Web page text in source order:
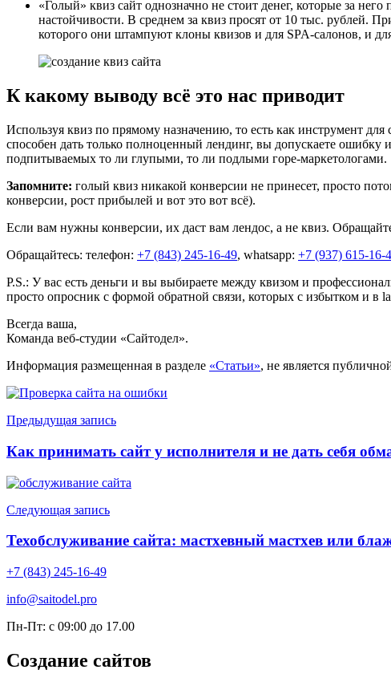
«Голый» квиз сайт однозначно не стоит денег, которые за
настойчивости. В среднем за квиз просят от 10 тыс. рублей.
которого они штампуют клоны квизов и для SPA-салонов, и
К какому выводу всё это нас приводит
Используя квиз по прямому назначению, то есть как инструмент
способен дать только полноценный лендинг, вы допускаете
подпитываемых то ли глупыми, то ли подлыми горе-маркетологами.
Запомните: голый квиз никакой конверсии не принесет, просто
конверсии, рост прибылей и вот это вот всё).
Если вам нужны конверсии, их даст вам лендос, а не квиз.
Обращайтесь: телефон: +7 (843) 245-16-49, whatsapp: +7 (937) 615-16-
P.S.: У вас есть деньги и вы выбираете между квизом и
просто опросник с формой обратной связи, которых с избытком и в
Всегда ваша,
Команда веб-студии «Сайтодел».
Информация размещенная в разделе «Статьи», не является
Предыдущая запись
Как принимать сайт у исполнителя и не дать себя
Следующая запись
Техобслуживание сайта: мастхевный мастхев или
+7 (843) 245-16-49
info@saitodel.pro
Пн-Пт: с 09:00 до 17.00
Создание сайтов